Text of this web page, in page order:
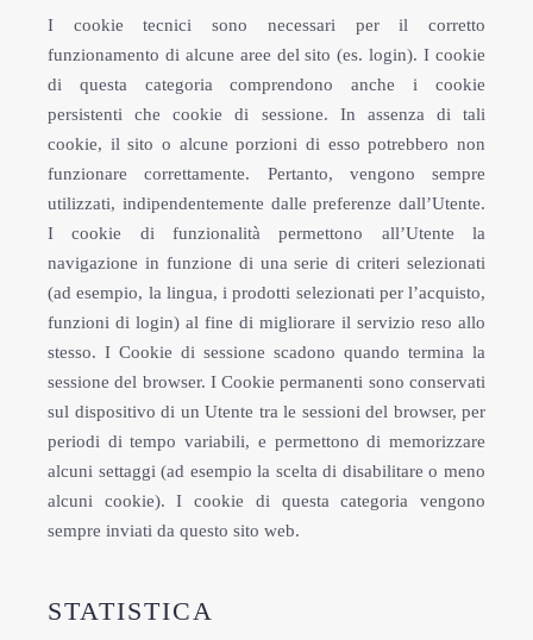
I cookie tecnici sono necessari per il corretto
funzionamento di alcune aree del sito (es. login). I cookie
di questa categoria comprendono anche i cookie
persistenti che cookie di sessione. In assenza di tali
cookie, il sito o alcune porzioni di esso potrebbero non
funzionare correttamente. Pertanto, vengono sempre
utilizzati, indipendentemente dalle preferenze dall’Utente.
I cookie di funzionalità permettono all’Utente la
navigazione in funzione di una serie di criteri selezionati
(ad esempio, la lingua, i prodotti selezionati per l’acquisto,
funzioni di login) al fine di migliorare il servizio reso allo
stesso. I Cookie di sessione scadono quando termina la
sessione del browser. I Cookie permanenti sono conservati
sul dispositivo di un Utente tra le sessioni del browser, per
periodi di tempo variabili, e permettono di memorizzare
alcuni settaggi (ad esempio la scelta di disabilitare o meno
alcuni cookie). I cookie di questa categoria vengono
sempre inviati da questo sito web.
STATISTICA